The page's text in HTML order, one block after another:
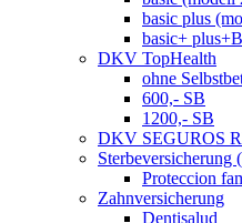
basic plus
basic+
DKV TopHealth
ohne
600,- SB
1200,- SB
DKV SEGUROS
Sterbeversicherung
Proteccion
Zahnversicherung
Dentisalud